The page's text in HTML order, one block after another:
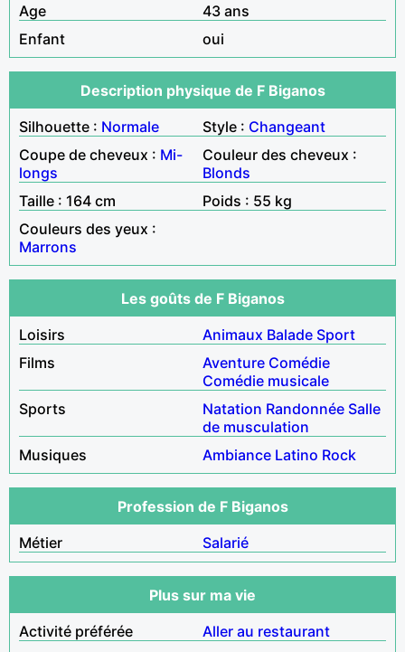
Age
43 ans
Enfant
oui
Description physique de F Biganos
Silhouette : Normale Style : Changeant
Coupe de cheveux : Mi-
longs
Couleur des cheveux :
Blonds
Taille : 164 cm
Poids : 55 kg
Couleurs des yeux :
Marrons
Les goûts de F Biganos
Loisirs
Animaux Balade Sport
Films
Aventure Comédie
Comédie musicale
Sports
Natation Randonnée Salle
de musculation
Musiques
Ambiance Latino Rock
Profession de F Biganos
Métier
Salarié
Plus sur ma vie
Activité préférée
Aller au restaurant